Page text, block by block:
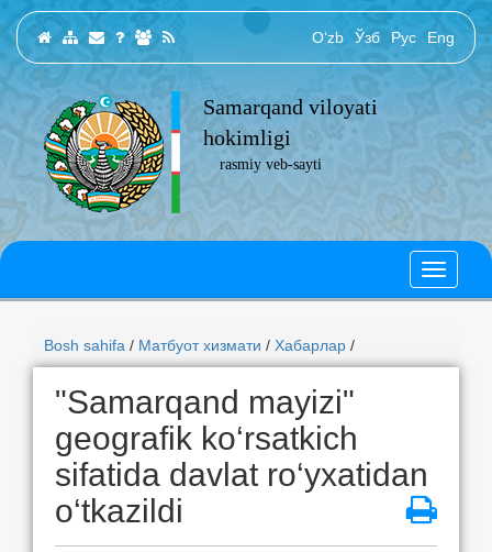
O‘zb Ўзб Рус Eng
Samarqand viloyati
hokimligi
rasmiy veb-sayti
Bosh sahifa / Матбуот хизмати / Хабарлар /
"Samarqand mayizi"
geografik ko‘rsatkich
sifatida davlat ro‘yxatidan
o‘tkazildi